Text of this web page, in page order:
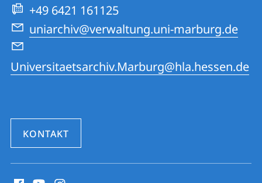
+49 6421 161125
uniarchiv@verwaltung.uni-marburg.de
Universitaetsarchiv.Marburg@hla.hessen.de
KONTAKT